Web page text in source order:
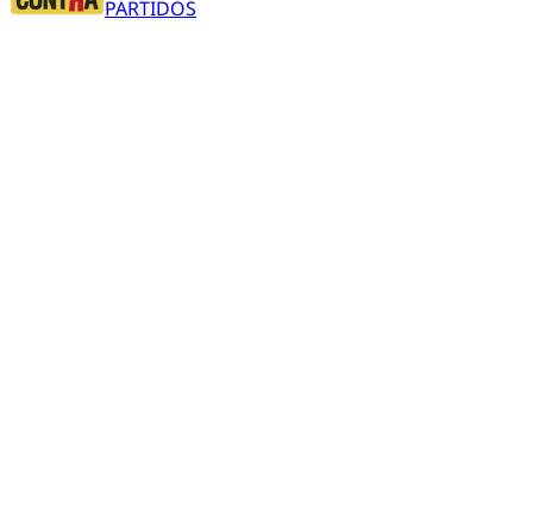
PARTIDOS